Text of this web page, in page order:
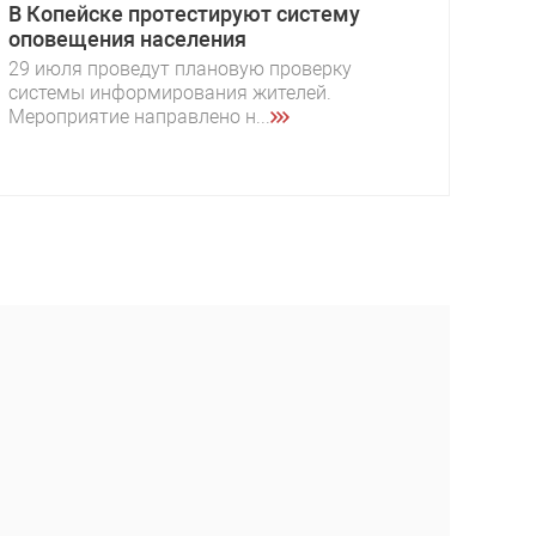
В Копейске протестируют систему
оповещения населения
29 июля проведут плановую проверку
системы информирования жителей.
Мероприятие направлено н...